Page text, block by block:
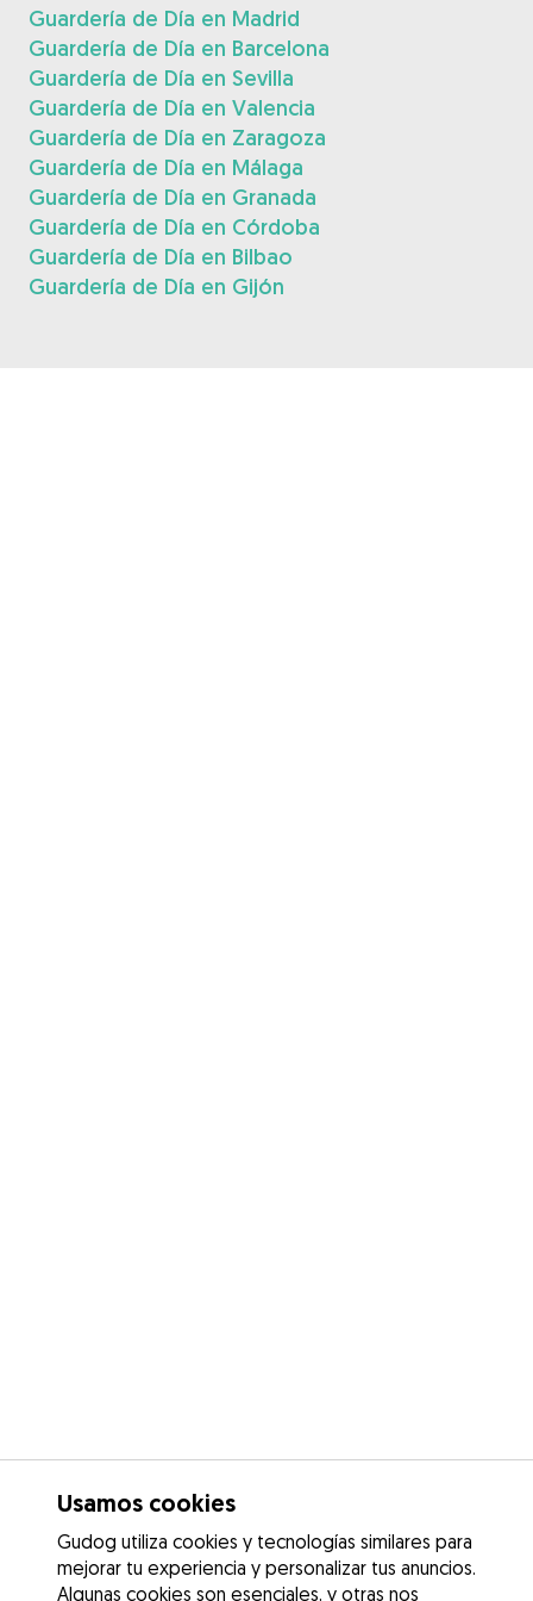
Usamos cookies
Gudog utiliza cookies y tecnologías similares para
mejorar tu experiencia y personalizar tus anuncios.
Algunas cookies son esenciales, y otras nos
Guardería de Día en Madrid
Guardería de Día en Barcelona
Guardería de Día en Sevilla
Guardería de Día en Valencia
Guardería de Día en Zaragoza
Guardería de Día en Málaga
Guardería de Día en Granada
Guardería de Día en Córdoba
Guardería de Día en Bilbao
Guardería de Día en Gijón